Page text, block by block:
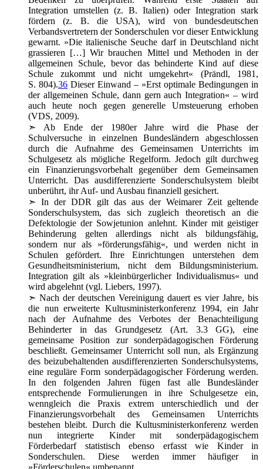
Integration umstellen (z. B. Italien) oder Integration stark
fördern (z. B. die USA), wird von bundesdeutschen
Verbandsvertretern der Sonderschulen vor dieser Entwicklung
gewarnt. »Die italienische Seuche darf in Deutschland nicht
grassieren […] Wir brauchen Mittel und Methoden in der
allgemeinen Schule, bevor das behinderte Kind auf diese
Schule zukommt und nicht umgekehrt« (Prändl, 1981,
S. 804).36 Dieser Einwand – »Erst optimale Bedingungen in
der allgemeinen Schule, dann gern auch Integration« – wird
auch heute noch gegen generelle Umsteuerung erhoben
(VDS, 2009).
➣ Ab Ende der 1980er Jahre wird die Phase der
Schulversuche in einzelnen Bundesländern abgeschlossen
durch die Aufnahme des Gemeinsamen Unterrichts im
Schulgesetz als mögliche Regelform. Jedoch gilt durchweg
ein Finanzierungsvorbehalt gegenüber dem Gemeinsamen
Unterricht. Das ausdifferenzierte Sonderschulsystem bleibt
unberührt, ihr Auf- und Ausbau finanziell gesichert.
➣ In der DDR gilt das aus der Weimarer Zeit geltende
Sonderschulsystem, das sich zugleich theoretisch an die
Defektologie der Sowjetunion anlehnt. Kinder mit geistiger
Behinderung gelten allerdings nicht als bildungsfähig,
sondern nur als »förderungsfähig«, und werden nicht in
Schulen gefördert. Ihre Einrichtungen unterstehen dem
Gesundheitsministerium, nicht dem Bildungsministerium.
Integration gilt als »kleinbürgerlicher Individualismus« und
wird abgelehnt (vgl. Liebers, 1997).
➣ Nach der deutschen Vereinigung dauert es vier Jahre, bis
die nun erweiterte Kultusministerkonferenz 1994, ein Jahr
nach der Aufnahme des Verbotes der Benachteiligung
Behinderter in das Grundgesetz (Art. 3.3 GG), eine
gemeinsame Position zur sonderpädagogischen Förderung
beschließt. Gemeinsamer Unterricht soll nun, als Ergänzung
des beizubehaltenden ausdifferenzierten Sonderschulsystems,
eine reguläre Form sonderpädagogischer Förderung werden.
In den folgenden Jahren fügen fast alle Bundesländer
entsprechende Formulierungen in ihre Schulgesetze ein,
wenngleich die Praxis extrem unterschiedlich und der
Finanzierungsvorbehalt des Gemeinsamen Unterrichts
bestehen bleibt. Durch die Kultusministerkonferenz werden
nun integrierte Kinder mit sonderpädagogischem
Förderbedarf statistisch ebenso erfasst wie Kinder in
Sonderschulen. Diese werden immer häufiger in
»Förderschulen« umbenannt.